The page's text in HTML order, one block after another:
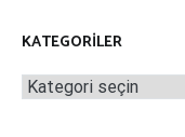
KATEGORILER
Kategoriler